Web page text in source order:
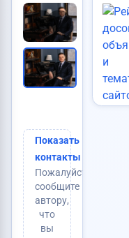
Требуется логист
Требуется
Статус:
Vip:
Нет
Активно
Тип:
Цена:
Показать
контакты
Пожалуйста,
сообщите
автору,
что
вы